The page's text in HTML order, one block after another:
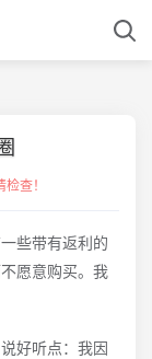
查！
些带有返利的
愿意购买。我
好听点：我因